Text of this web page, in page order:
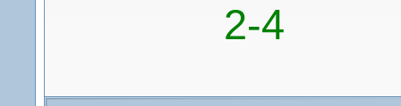
2-4